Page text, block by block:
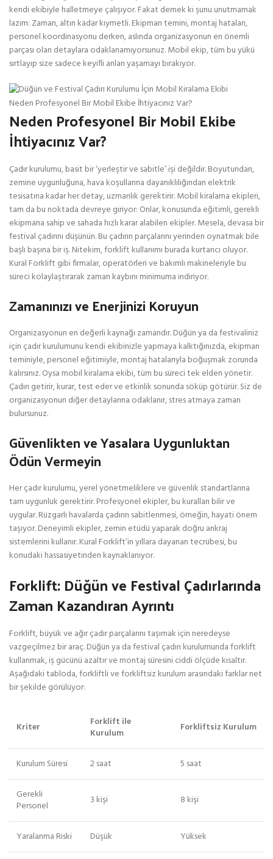
kendi ekibiyle halletmeye çalışıyor. Fakat demek ki şunu unutmamak
lazım: Zaman, altın kadar kıymetli. Ekipman temini, montaj hataları,
personel koordinasyonu derken, aslında organizasyonun en önemli
parçası olan detaylara odaklanamıyorsunuz. Mobil ekip, tüm bu yükü
sırtlayıp size sadece keyifli anları yaşamayı bırakıyor.
Neden Profesyonel Bir Mobil Ekibe İhtiyacınız Var?
Neden Profesyonel Bir Mobil Ekibe
İhtiyacınız Var?
Çadır kurulumu, basit bir ‘yerleştir ve sabitle’ işi değildir. Boyutundan,
zemine uygunluğuna, hava koşullarına dayanıklılığından elektrik
tesisatına kadar her detay, uzmanlık gerektirir. Mobil kiralama ekipleri,
tam da bu noktada devreye giriyor: Onlar, konusunda eğitimli, gerekli
ekipmana sahip ve sahada hızlı karar alabilen ekipler. Mesela, devasa bir
festival çadırını düşünün. Bu çadırın parçalarını yerinden oynatmak bile
başlı başına bir iş. Nitekim, forklift kullanımı burada kurtarıcı oluyor.
Kural Forklift gibi firmalar, operatörleri ve bakımlı makineleriyle bu
süreci kolaylaştırarak zaman kaybını minimuma indiriyor.
Zamanınızı ve Enerjinizi Koruyun
Organizasyonun en değerli kaynağı zamandır. Düğün ya da festivaliniz
için çadır kurulumunu kendi ekibinizle yapmaya kalktığınızda, ekipman
teminiyle, personel eğitimiyle, montaj hatalarıyla boğuşmak zorunda
kalırsınız. Oysa mobil kiralama ekibi, tüm bu süreci tek elden yönetir.
Çadırı getirir, kurar, test eder ve etkinlik sonunda söküp götürür. Siz de
organizasyonun diğer detaylarına odaklanır, stres atmaya zaman
bulursunuz.
Güvenlikten ve Yasalara Uygunluktan
Ödün Vermeyin
Her çadır kurulumu, yerel yönetmeliklere ve güvenlik standartlarına
tam uygunluk gerektirir. Profesyonel ekipler, bu kuralları bilir ve
uygular. Rüzgarlı havalarda çadırın sabitlenmesi, örneğin, hayati önem
taşıyor. Deneyimli ekipler, zemin etüdü yaparak doğru ankraj
sistemlerini kullanır. Kural Forklift’in yıllara dayanan tecrübesi, bu
konudaki hassasiyetinden kaynaklanıyor.
Forklift: Düğün ve Festival Çadırlarında
Zaman Kazandıran Ayrıntı
Forklift, büyük ve ağır çadır parçalarını taşımak için neredeyse
vazgeçilmez bir araç. Düğün ya da festival çadırı kurulumunda forklift
kullanmak, iş gücünü azaltır ve montaj süresini ciddi ölçüde kısaltır.
Aşağıdaki tabloda, forkliftli ve forkliftsiz kurulum arasındaki farklar net
bir şekilde görülüyor:
Kriter
Forklift ile
Kurulum
Forkliftsiz Kurulum
Kurulum Süresi 2 saat 5 saat
Gerekli
Personel
3 kişi 8 kişi
Yaralanma Riski Düşük Yüksek